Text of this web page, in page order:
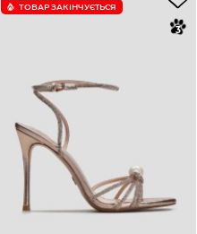
ТОВАР ЗАКІНЧУЄTЬСЯ